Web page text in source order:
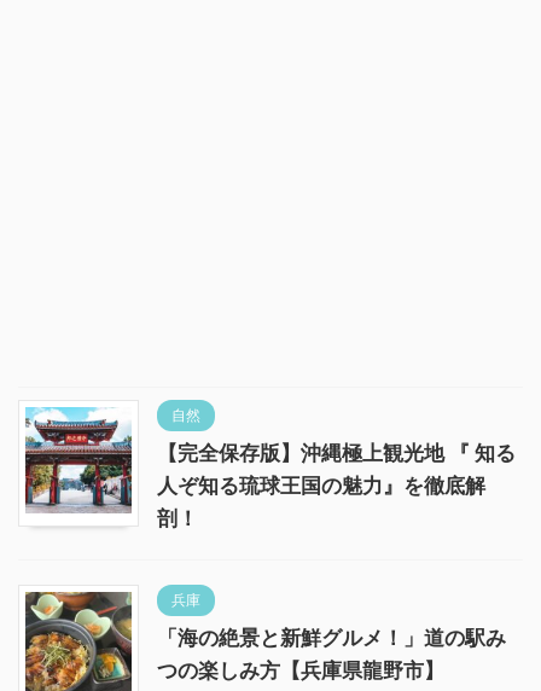
自然
【完全保存版】沖縄極上観光地 『 知る
人ぞ知る琉球王国の魅力』を徹底解
剖！
兵庫
「海の絶景と新鮮グルメ！」道の駅み
つの楽しみ方【兵庫県龍野市】